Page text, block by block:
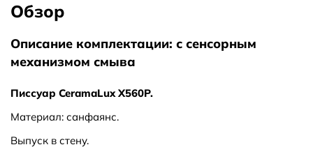
Обзор
Описание комплектации: с сенсорным
механизмом смыва
Писсуар CeramaLux X560P.
Материал: санфаянс.
Выпуск в стену.